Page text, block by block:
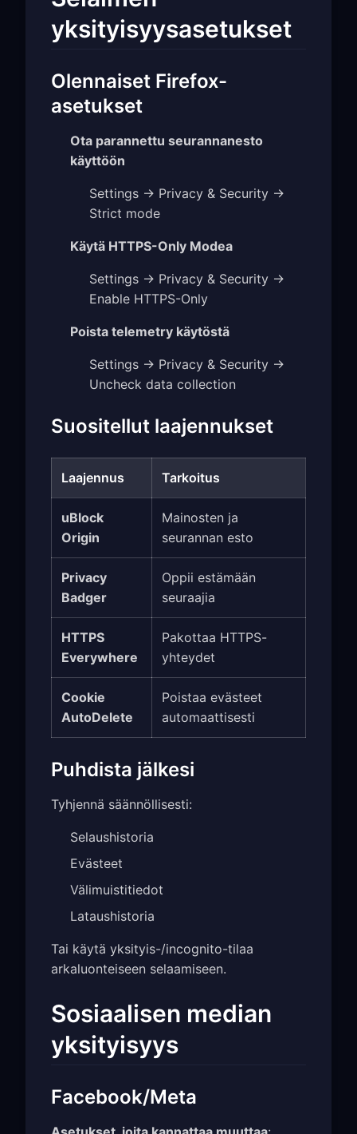
yksityisyysasetukset
Olennaiset Firefox-
asetukset
Ota parannettu seurannanesto
käyttöön
Settings → Privacy & Security →
Strict mode
Käytä HTTPS-Only Modea
Settings → Privacy & Security →
Enable HTTPS-Only
Poista telemetry käytöstä
Settings → Privacy & Security →
Uncheck data collection
Suositellut laajennukset
Laajennus Tarkoitus
uBlock
Origin
Mainosten ja
seurannan esto
Privacy
Badger
Oppii estämään
seuraajia
HTTPS
Everywhere
Pakottaa HTTPS-
yhteydet
Cookie
AutoDelete
Poistaa evästeet
automaattisesti
Puhdista jälkesi
Tyhjennä säännöllisesti:
Selaushistoria
Evästeet
Välimuistitiedot
Lataushistoria
Tai käytä yksityis-/incognito-tilaa
arkaluonteiseen selaamiseen.
Sosiaalisen median
yksityisyys
Facebook/Meta